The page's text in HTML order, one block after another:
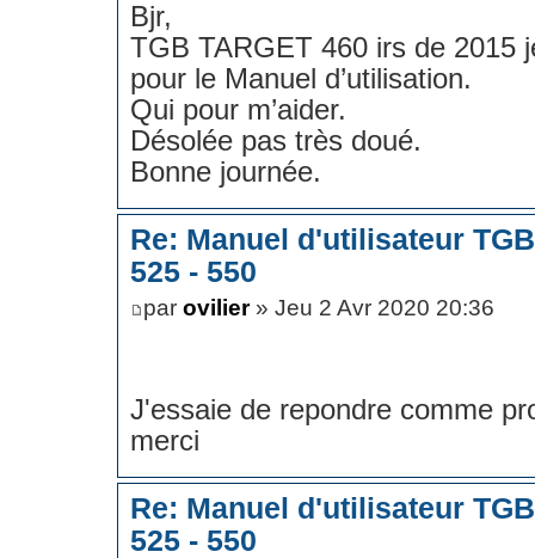
Bjr,
TGB TARGET 460 irs de 2015
pour le Manuel d’utilisation.
Qui pour m’aider.
Désolée pas très doué.
Bonne journée.
Re: Manuel d'utilisateur
525 - 550
par ovilier» Jeu 2 Avr 2020 20:36
J'essaie de repondre comme
merci
Re: Manuel d'utilisateur
525 - 550